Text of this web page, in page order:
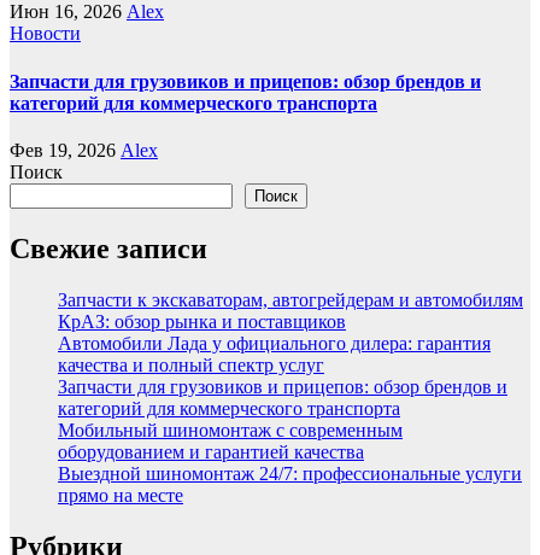
Июн 16, 2026 Alex
Новости
Запчасти для грузовиков и прицепов: обзор брендов и
категорий для коммерческого транспорта
Фев 19, 2026 Alex
Поиск
Поиск
Свежие записи
Запчасти к экскаваторам, автогрейдерам и автомобилям
КрАЗ: обзор рынка и поставщиков
Автомобили Лада у официального дилера: гарантия
качества и полный спектр услуг
Запчасти для грузовиков и прицепов: обзор брендов и
категорий для коммерческого транспорта
Мобильный шиномонтаж с современным
оборудованием и гарантией качества
Выездной шиномонтаж 24/7: профессиональные услуги
прямо на месте
Рубрики